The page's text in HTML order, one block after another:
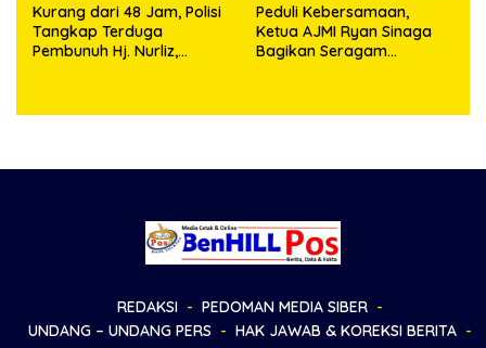
Kurang dari 48 Jam, Polisi
Tangkap Terduga
Pembunuh Hj. Nurliz,
Peduli Kebersamaan,
Ketua AJMI Ryan Sinaga
Bagikan Seragam
REDAKSI
PEDOMAN MEDIA SIBER
UNDANG – UNDANG PERS
HAK JAWAB & KOREKSI BERITA